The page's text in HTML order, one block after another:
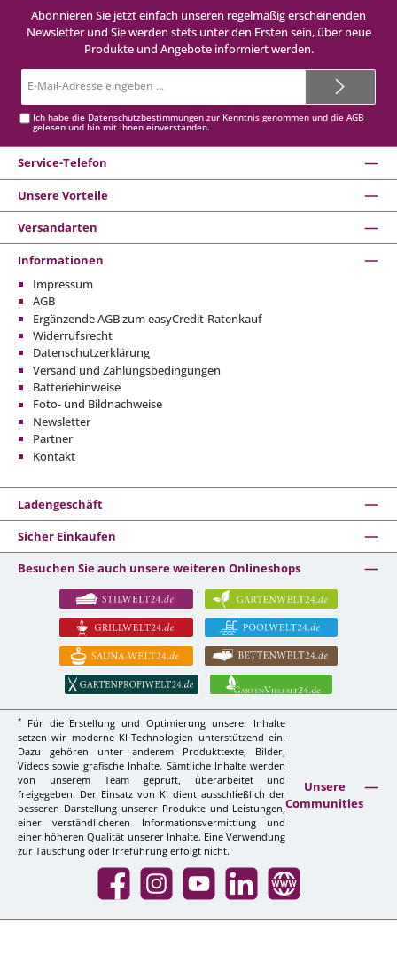
Abonnieren Sie jetzt einfach unseren regelmäßig erscheinenden
Newsletter und Sie werden stets unter den Ersten sein, über neue
Produkte und Angebote informiert werden.
Mail-
Ich habe die Datenschutzbestimmungen zur Kenntnis genommen und dieAGB
gelesen und bin mit ihnen einverstanden.
Service-Telefon
Unsere Vorteile
Versandarten
Informationen
Impressum
AGB
Ergänzende AGB zum easyCredit-Ratenkauf
Widerrufsrecht
Datenschutzerklärung
Versand und Zahlungsbedingungen
Batteriehinweise
Foto- und Bildnachweise
Newsletter
Partner
Kontakt
Ladengeschäft
Sicher Einkaufen
Besuchen Sie auch unsere weiteren Onlineshops
*
Für die Erstellung und Optimierung unserer Inhalte
setzen wir moderne KI-Technologien unterstützend ein.
Dazu gehören unter anderem Produkttexte, Bilder,
Videos sowie grafische Inhalte. Sämtliche Inhalte werden
von unserem Team geprüft, überarbeitet und
freigegeben. Der Einsatz von KI dient ausschließlich der
besseren Darstellung unserer Produkte und Leistungen,
einer verständlicheren Informationsvermittlung und
einer höheren Qualität unserer Inhalte. Eine Verwendung
zur Täuschung oder Irreführung erfolgt nicht.
Unsere
Communities
Facebook InstagramYouTube LinkedIn Website